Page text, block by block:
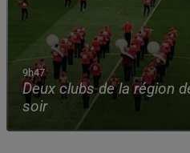
9h47
Deux clubs de la région
soir